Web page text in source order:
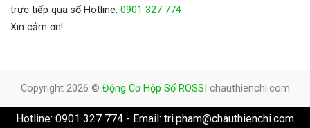
trực tiếp qua số Hotline: 0901 327 774
Xin cảm ơn!
Copyright 2026 © Động Cơ Hộp Số ROSSI chauthienchi.com
Hotline: 0901 327 774 - Email: tri.pham@chauthienchi.com